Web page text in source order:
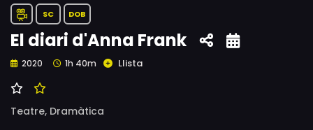
SC DOB
El diari d'Anna Frank
2020 1h 40m Llista
Teatre, Dramàtica